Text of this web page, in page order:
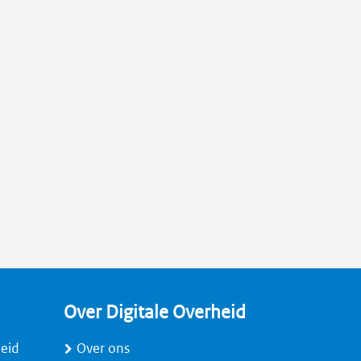
Over Digitale Overheid
Over ons